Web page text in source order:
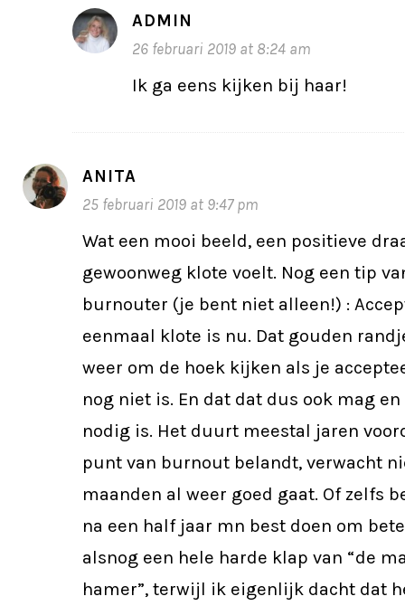
ADMIN
26 februari 2019 at 8:24 am
Ik ga eens kijken bij haar!
ANITA
25 februari 2019 at 9:47 pm
Wat een mooi beeld, een positieve
gewoonweg klote voelt. Nog een tip
burnouter (je bent niet alleen!) :
eenmaal klote is nu. Dat gouden
weer om de hoek kijken als je
nog niet is. En dat dat dus ook mag
nodig is. Het duurt meestal jaren
punt van burnout belandt, verwacht
maanden al weer goed gaat. Of zelfs
na een half jaar mn best doen om
alsnog een hele harde klap van “de
hamer”, terwijl ik eigenlijk dacht dat